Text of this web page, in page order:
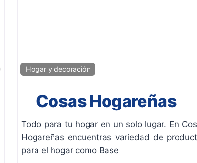
FavoritoHogar y decoración
Cosas Hogareñas
Todo para tu hogar en un solo lugar. En
Hogareñas encuentras variedad de
para el hogar como Base